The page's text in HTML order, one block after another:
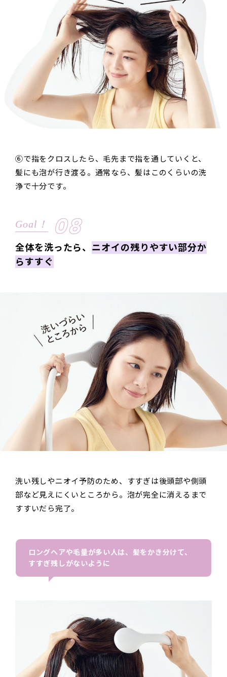
⑥で指をクロスしたら、毛先まで指を通していくと、
髪にも泡が行き渡る。通常なら、髪はこのくらいの洗
浄で十分です。
Goal！ 08
全体を洗ったら、 ニオイの残りやすい部分か
らすすぐ
洗い残しやニオイ予防のため、すすぎは後頭部や側頭
部など見えにくいところから。泡が完全に消えるまで
すすいだら完了。
ロングヘアや毛量が多い人は、髪をかき分けて、
すすぎ残しがないように